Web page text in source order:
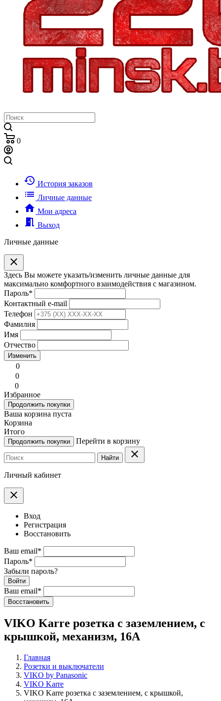
0
history История заказов
list Личные данные
home Мои адреса
meeting_room Выход
Личные данные
clear
Здесь Вы можете указать/изменить личные данные для
максимально комфортного взаимодействия с магазином.
Пароль*
Контактный e-mail
Телефон
Фамилия
Имя
Отчество
Изменить
0
0
0
Избранное
Продолжить покупки
Ваша корзина пуста
Корзина
Итого
Продолжить покупки Перейти в корзину
Найти clear
Личный кабинет
clear
Вход
Регистрация
Восстановить
Ваш email*
Пароль*
Забыли пароль?
Войти
Ваш email*
Воcстановить
VIKO Karre розетка с заземлением, с
крышкой, механизм, 16А
Главная
Розетки и выключатели
VIKO by Panasonic
VIKO Karre
VIKO Karre розетка с заземлением, с крышкой,